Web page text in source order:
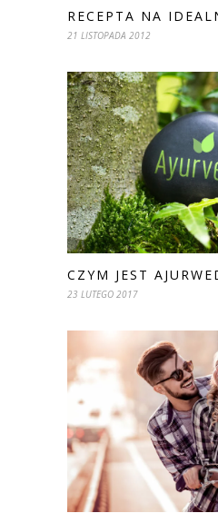
RECEPTA NA
21 LISTOPADA 2012
CZYM JEST
23 LUTEGO 2017